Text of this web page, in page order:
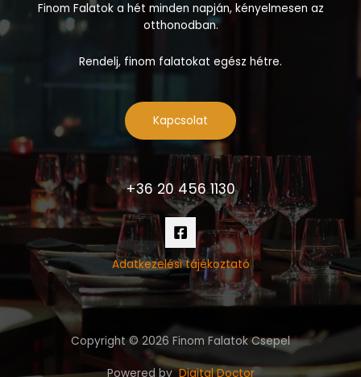
Finom Falatok a hét minden napján, kényelmesen az
otthonodban.
Rendelj, finom falatokat egész hétre.
Kapcsolat
+36 20 456 1130
Adatkezelési tájékoztató
Copyright © 2026 Finom Falatok Csepel
Powered byDigital Doctor